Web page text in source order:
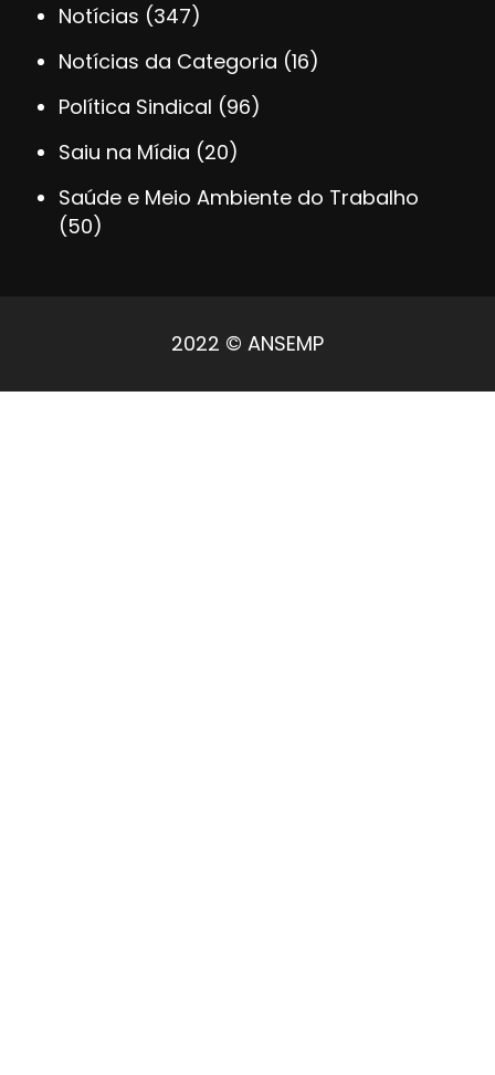
Notícias (347)
Notícias da Categoria (16)
Política Sindical (96)
Saiu na Mídia (20)
Saúde e Meio Ambiente do Trabalho
(50)
2022 © ANSEMP